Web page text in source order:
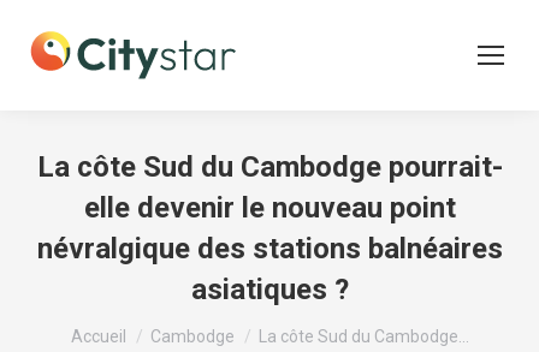
La côte Sud du Cambodge pourrait-
elle devenir le nouveau point
névralgique des stations balnéaires
asiatiques ?
Vous êtes ici :
Accueil Cambodge La côte Sud du Cambodge…